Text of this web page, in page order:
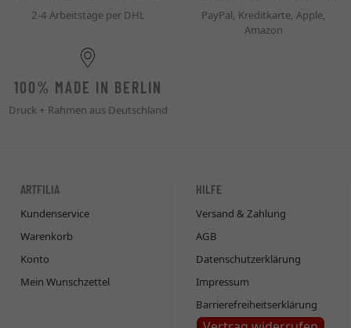
2-4 Arbeitstage per DHL
PayPal, Kreditkarte, Apple,
Amazon
100% MADE IN BERLIN
Druck + Rahmen aus Deutschland
ARTFILIA
Kundenservice
Warenkorb
Konto
Mein Wunschzettel
HILFE
Versand & Zahlung
AGB
Datenschutzerklärung
Impressum
Barrierefreiheitserklärung